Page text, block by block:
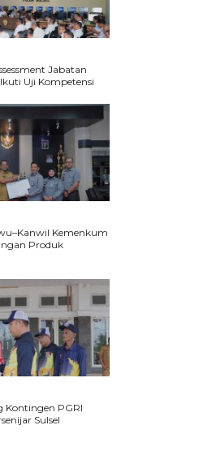
Jabatan
Uji Kompetensi
Kemenkum
Produk
PGRI
Sulsel